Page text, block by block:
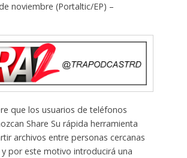
noviembre (Portaltic/EP) –
que los usuarios de teléfonos
Share Su rápida herramienta
archivos entre personas cercanas
por este motivo introducirá una